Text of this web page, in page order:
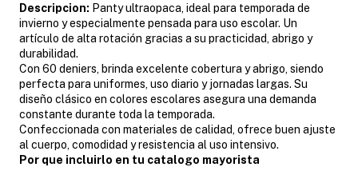
Descripcion: Panty ultraopaca, ideal para temporada de
invierno y especialmente pensada para uso escolar. Un
artículo de alta rotación gracias a su practicidad, abrigo y
durabilidad.
Con 60 deniers, brinda excelente cobertura y abrigo, siendo
perfecta para uniformes, uso diario y jornadas largas. Su
diseño clásico en colores escolares asegura una demanda
constante durante toda la temporada.
Confeccionada con materiales de calidad, ofrece buen ajuste
al cuerpo, comodidad y resistencia al uso intensivo.
Por que incluirlo en tu catalogo mayorista